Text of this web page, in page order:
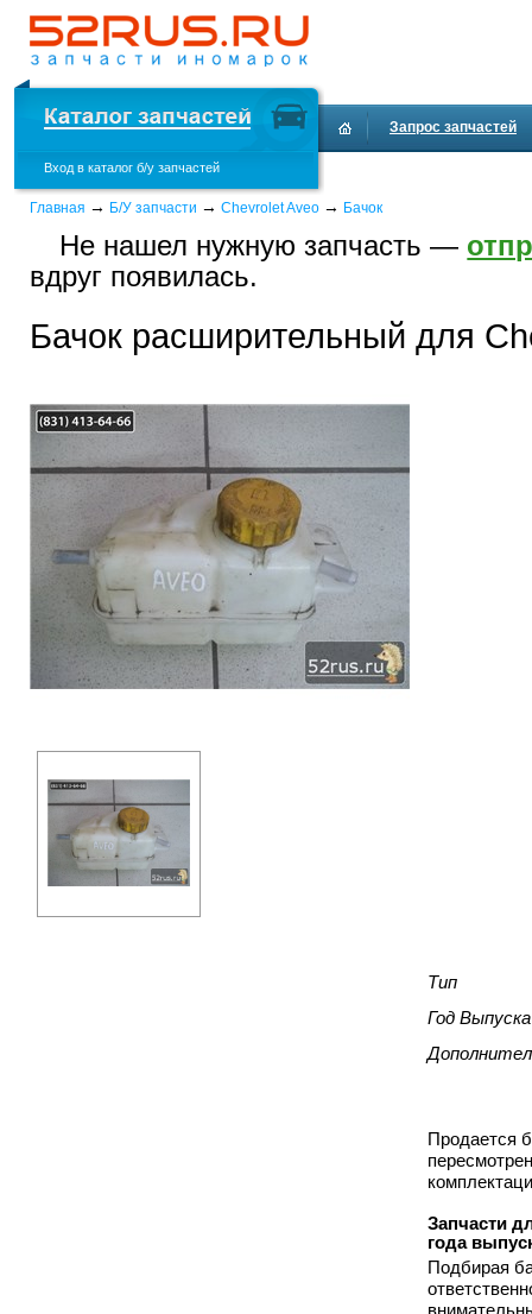
Вход в каталог б/у запчастей
Запрос запчастей
Главная → Б/У запчасти → Chevrolet Aveo → Бачок
Не нашел нужную запчасть —
вдруг появилась.
Бачок расширительный для
Тип
Год Выпуска
Продается
Запчасти
года
Подбирая